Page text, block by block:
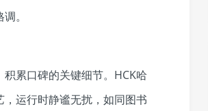
。
累口碑的关键细节。HCK哈
运行时静谧无扰，如同图书